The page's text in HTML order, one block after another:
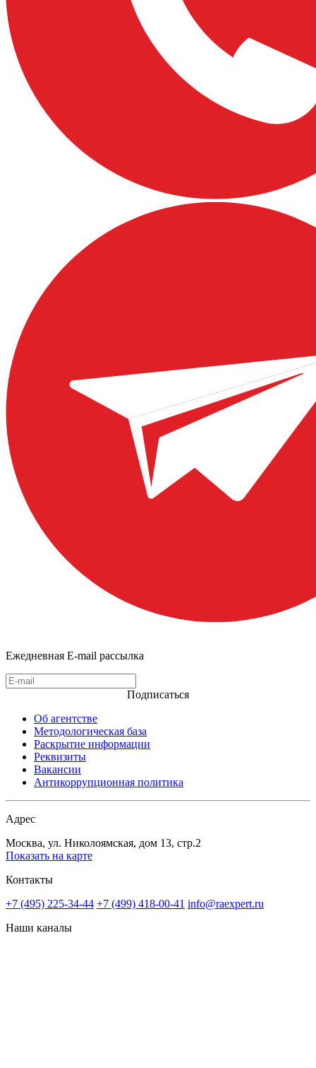
Ежедневная E-mail рассылка
Подписаться
Об агентстве
Методологическая база
Раскрытие информации
Реквизиты
Вакансии
Антикоррупционная политика
Адрес
Москва, ул. Николоямская, дом 13, стр.2
Показать на карте
Контакты
+7 (495) 225-34-44 +7 (499) 418-00-41 info@raexpert.ru
Наши каналы